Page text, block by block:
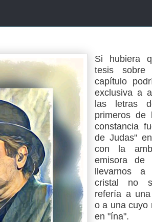
Si hubiera
tesis
capítulo
exclusiva a
las letras
primeros de
constancia
de Judas"
con la
emisora de
llevarnos
cristal no
refería a
o a una cuyo
en "ína".